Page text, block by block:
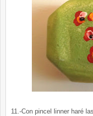
11.-Con pincel linner haré